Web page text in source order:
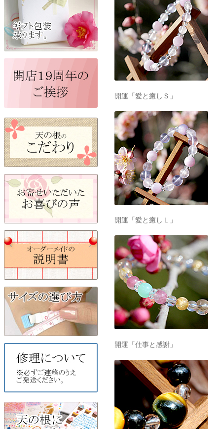
開運「愛と癒しＳ」
開運「愛と癒しＬ」
開運「仕事と感謝」